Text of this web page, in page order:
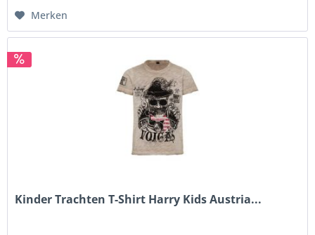
Merken
Kinder Trachten T-Shirt Harry Kids Austria...